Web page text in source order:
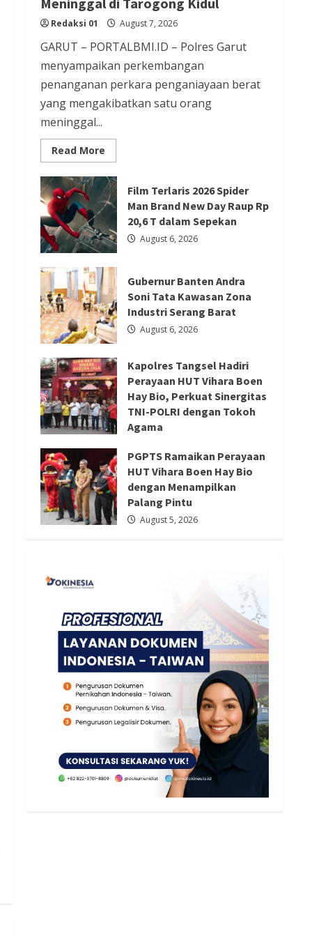
Redaksi 01 August 6, 2026
Berita Agama
Berita Nasional
Berita TNI/POLRI
Berita Trending
Kapolres Tangsel Hadiri
Perayaan HUT Vihara Boen Hay
Bio, Perkuat Sinergitas TNI-
POLRI dengan Tokoh Agama
Redaksi 01
Berita Agama
Berita Nasional
Berita Sosial dan Budaya
Berita Trending
PGPTS Ramaikan Perayaan HUT
Vihara Boen Hay Bio dengan
Menampilkan Palang Pintu
Redaksi 01 August 5, 2026
Redaksi 01 August 7, 2026
GARUT – PORTALBMI.ID – Polres Garut
menyampaikan perkembangan
penanganan perkara penganiayaan berat
yang mengakibatkan satu orang
meninggal...
Read More
more
Penanganan
Kasus
Penganiayaan
yang
Mengakibatkan
Korban
Meninggal
di
Tarogong
Kidul
Film Terlaris 2026 Spider
Man Brand New Day Raup Rp
20,6 T dalam Sepekan
August 6, 2026
Gubernur Banten Andra
Soni Tata Kawasan Zona
Industri Serang Barat
August 6, 2026
Kapolres Tangsel Hadiri
Perayaan HUT Vihara Boen
Hay Bio, Perkuat Sinergitas
TNI-POLRI dengan Tokoh
Agama
PGPTS Ramaikan Perayaan
HUT Vihara Boen Hay Bio
dengan Menampilkan
Palang Pintu
August 5, 2026